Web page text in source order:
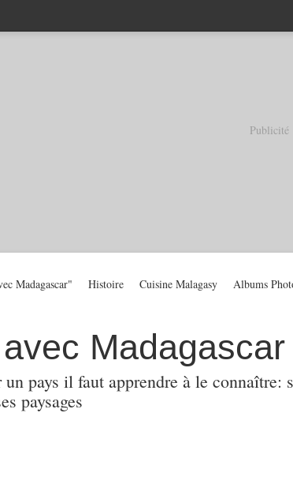
Publicité
Madagascar
un pays il faut apprendre à le
paysages
Madagascar" Histoire Cuisine Malagasy Albums